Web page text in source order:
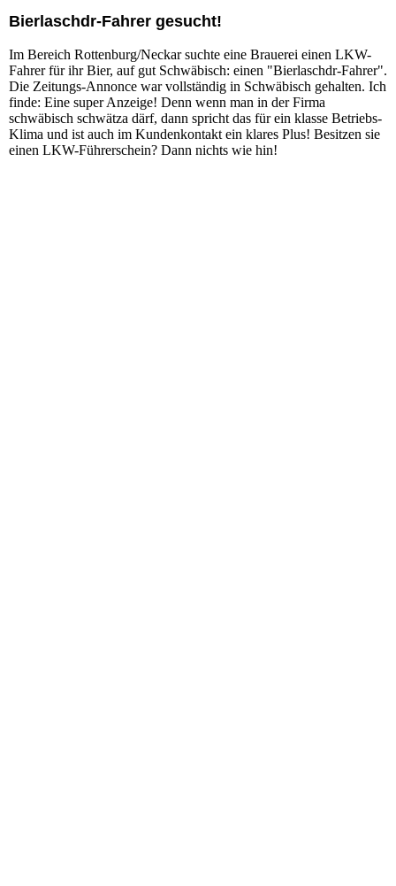
Bierlaschdr-Fahrer gesucht!
Im Bereich Rottenburg/Neckar suchte eine Brauerei einen LKW-
Fahrer für ihr Bier, auf gut Schwäbisch: einen "Bierlaschdr-Fahrer".
Die Zeitungs-Annonce war vollständig in Schwäbisch gehalten. Ich
finde: Eine super Anzeige! Denn wenn man in der Firma
schwäbisch schwätza därf, dann spricht das für ein klasse Betriebs-
Klima und ist auch im Kundenkontakt ein klares Plus! Besitzen sie
einen LKW-Führerschein? Dann nichts wie hin!